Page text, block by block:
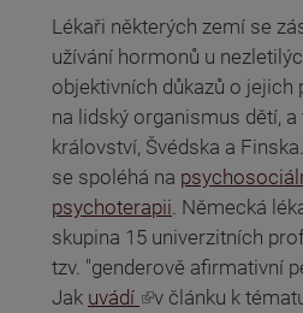
Lékaři některých zemí se
užívání hormonů u
objektivních důkazů o
na lidský organismus dětí,
království, Švédska a
se spoléhá na
psychoterapii . Německá
skupina 15 univerzitních
tzv. "genderově afirmativní
Jak uvádí
(odkaz je externí)v článku k